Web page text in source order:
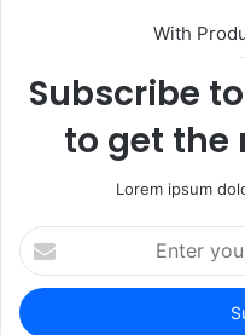
With
Subscribe
to get the
Lorem ipsum
Enter
your
Email
address